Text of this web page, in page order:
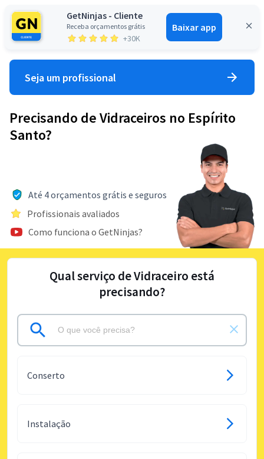
GetNinjas - Cliente
Receba orçamentos grátis
+30K
Baixar app
Entrar
Seja um profissional
Precisando de Vidraceiros no Espírito
Santo?
Até 4 orçamentos grátis e seguros
Profissionais avaliados
Como funciona o GetNinjas?
Qual serviço de Vidraceiro está
precisando?
Conserto
Instalação